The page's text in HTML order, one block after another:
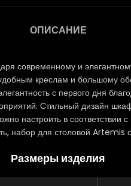
ОПИСАНИЕ
современному и
креслам и большому
с первого дня
Стильный дизайн
настроить в соответствии
набор для столовой
Размеры изделия